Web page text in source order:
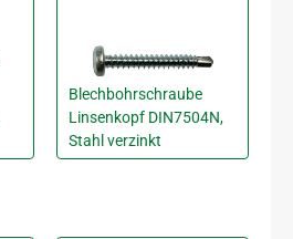
Blechbohrschraube
Linsenkopf DIN7504N,
Stahl verzinkt